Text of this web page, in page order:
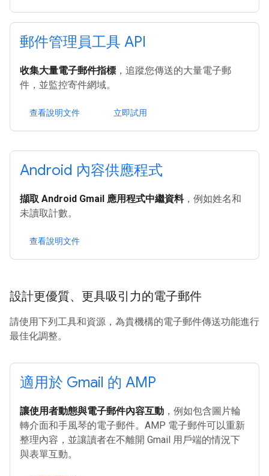
郵件管理員工具 API
收集大量電子郵件指標 ，追蹤您傳送的大量電子郵
件，並監控寄件網域。
查看說明文件 立即試用
Android 內容供應程式
擷取 Android Gmail 應用程式中繼資料，例如姓名和
未讀取計數。
查看說明文件
設計更優質、更具吸引力的電子郵件
請使用下列工具和資源，為貴機構的電子郵件傳送功能進行
最佳化調整。
適用於 Gmail 的 AMP
讓使用者動態與電子郵件內容互動 ，例如包含圖片輪
轉介面和手風琴的電子郵件。AMP 電子郵件可以重新
整理內容，並讓讀者在不離開 Gmail 用戶端的情況下
與表單互動。